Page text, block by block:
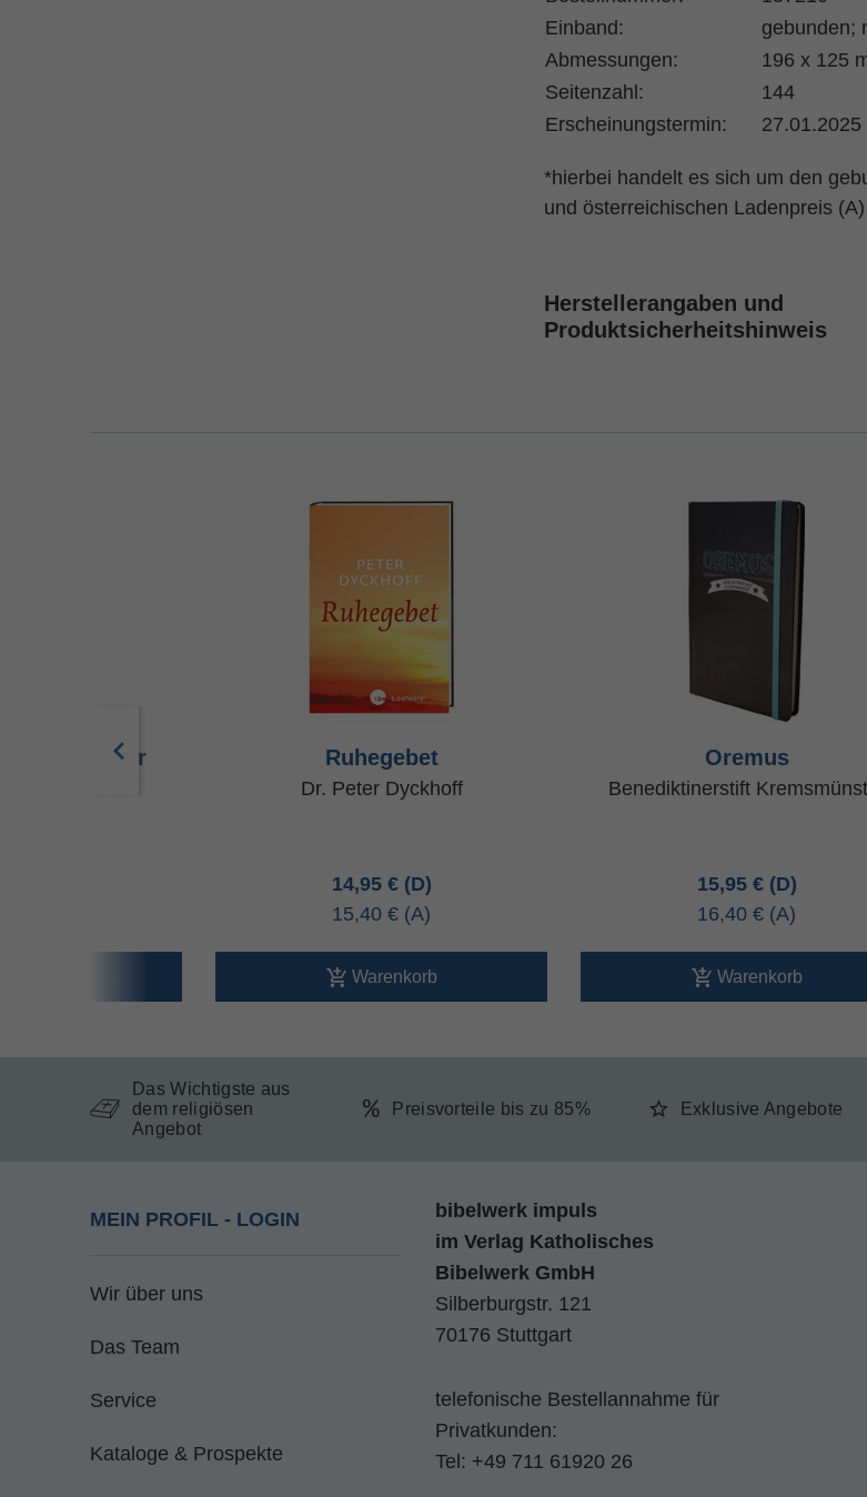
Einband:
gebunden;
Abmessungen:
196 x 125
Seitenzahl:
144
Erscheinungstermin:
27.01.2025
*hierbei handelt es sich um den
und österreichischen Ladenpreis
Herstellerangaben und
Produktsicherheitshinweis
Gottes Ohr Ruhegebet
Dr. Peter Dyckhoff
14,95 €
15,40 €
Warenkorb
Oremus
Benediktinerstift
15,95 €
16,40 €
Warenkorb
Das Wichtigste aus
dem religiösen
Angebot
Preisvorteile bis zu 85% Exklusive Angebote
MEIN PROFIL - LOGIN
Wir über uns
Das Team
Service
Kataloge & Prospekte
bibelwerk impuls
im Verlag Katholisches
Bibelwerk GmbH
Silberburgstr. 121
70176 Stuttgart
telefonische Bestellannahme für
Privatkunden:
Tel: +49 711 61920 26